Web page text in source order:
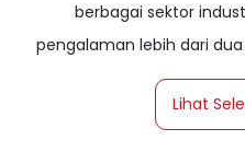
berbagai sektor
pengalaman lebih dari
distributor dan
mengkhususkan diri
Lihat